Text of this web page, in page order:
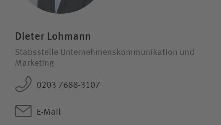
Dieter Lohmann
Stabsstelle Unternehmens­kommunikation und
Marketing
0203 7688-3107
E-Mail